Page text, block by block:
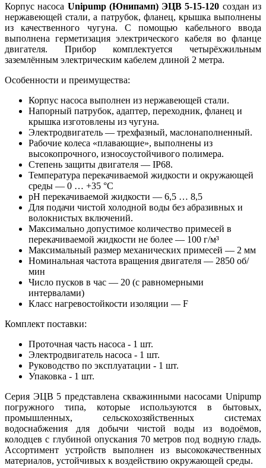
Корпус насоса Unipump(Юнипамп) ЭЦВ 5-15-120 создан из
нержавеющей стали, а патрубок, фланец, крышка выполнены
из качественного чугуна.
С помощью кабельного ввода
выполнена герметизация электрического кабеля во фланце
двигателя. Прибор комплектуется четырёхжильным
заземлённым электрическим кабелем длиной 2 метра.
Особенности и преимущества:
Корпус насоса выполнен из нержавеющей стали.
Напорный патрубок, адаптер, переходник, фланец и
крышка изготовлены из чугуна.
Электродвигатель — трехфазный, маслонаполненный.
Рабочие колеса «плавающие», выполнены из
высокопрочного, износоустойчивого полимера.
Степень защиты двигателя — IP68.
Температура перекачиваемой жидкости и окружающей
среды — 0 … +35 °С
pH перекачиваемой жидкости — 6,5 … 8,5
Для подачи чистой холодной воды без абразивных и
волокнистых включений.
Максимально допустимое количество примесей в
перекачиваемой жидкости не более — 100 г/м³
Максимальный размер механических примесей — 2 мм
Номинальная частота вращения двигателя — 2850 об/
мин
Число пусков в час — 20 (с равномерными
интервалами)
Класс нагревостойкости изоляции — F
Комплект поставки:
Проточная часть насоса - 1 шт.
Электродвигатель насоса - 1 шт.
Руководство по эксплуатации - 1 шт.
Упаковка - 1 шт.
Серия ЭЦВ 5 представлена скважинными насосами Unipump
погружного типа, которые используются в бытовых,
промышленных, сельскохозяйственных системах
водоснабжения для добычи чистой воды из водоёмов,
колодцев с глубиной опускания 70 метров под водную гладь.
Ассортимент устройств выполнен из высококачественных
материалов, устойчивых к воздействию окружающей среды.